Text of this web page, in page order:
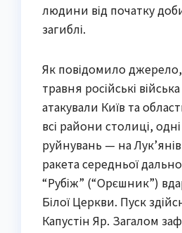
людини від початку
загиблі.
Як повідомило джерело,
травня російські
атакували Київ та
всі райони столиці,
руйнувань — на
ракета середньої
“Рубіж” (“Орєшник”)
Білої Церкви. Пуск
Капустін Яр. Загалом